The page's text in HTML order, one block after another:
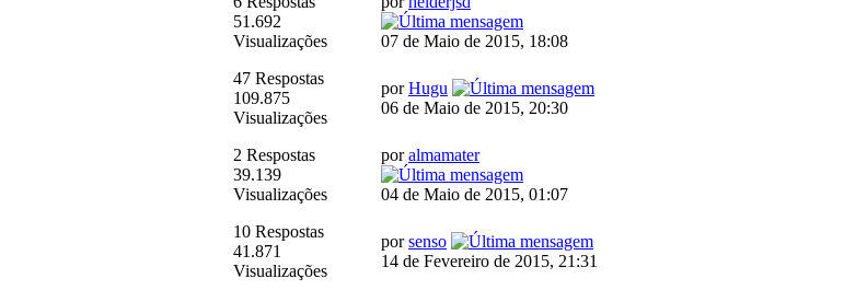
51.692
Visualizações
07 de Maio de 2015, 18:08
47 Respostas
109.875
Visualizações
porHugu
06 de Maio de 2015, 20:30
2 Respostas
39.139
Visualizações
poralmamater
04 de Maio de 2015, 01:07
10 Respostas
41.871
Visualizações
porsenso
14 de Fevereiro de 2015, 21:31